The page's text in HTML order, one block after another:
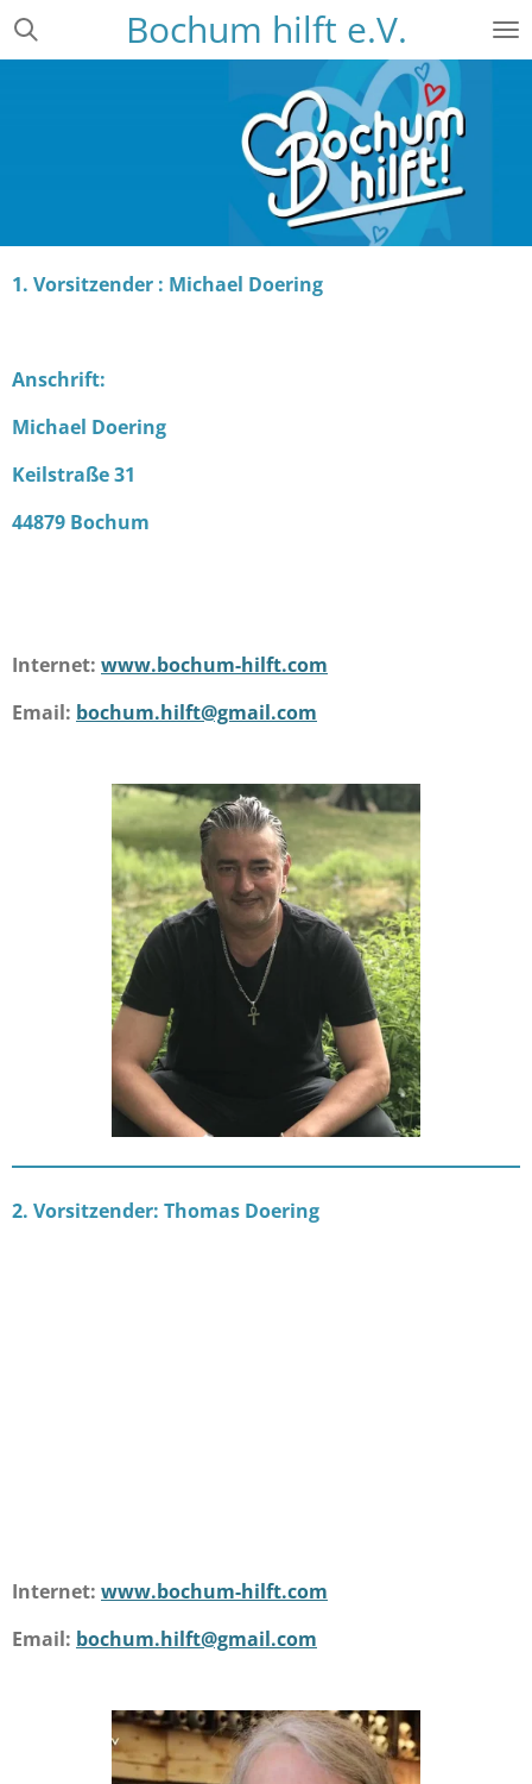
Zum
Bochum hilft e.V.
1. Vorsitzender : Michael Doering
Anschrift:
Michael Doering
Keilstraße 31
44879 Bochum
Internet: www.bochum-hilft.com
Email: bochum.hilft@gmail.com
2. Vorsitzender: Thomas Doering
Internet: www.bochum-hilft.com
Email: bochum.hilft@gmail.com